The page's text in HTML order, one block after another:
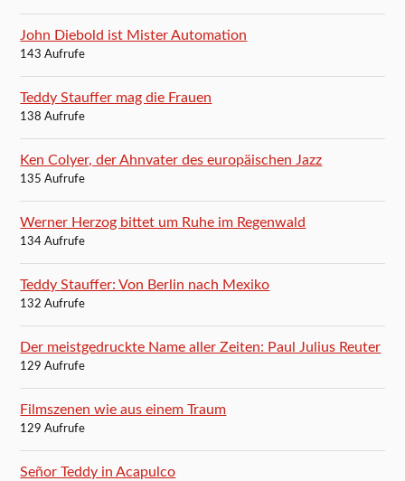
John Diebold ist Mister Automation
143 Aufrufe
Teddy Stauffer mag die Frauen
138 Aufrufe
Ken Colyer, der Ahnvater des europäischen Jazz
135 Aufrufe
Werner Herzog bittet um Ruhe im Regenwald
134 Aufrufe
Teddy Stauffer: Von Berlin nach Mexiko
132 Aufrufe
Der meistgedruckte Name aller Zeiten: Paul Julius Reuter
129 Aufrufe
Filmszenen wie aus einem Traum
129 Aufrufe
Señor Teddy in Acapulco